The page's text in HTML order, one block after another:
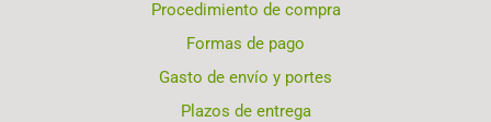
Procedimiento de compra
Formas de pago
Gasto de envío y portes
Plazos de entrega